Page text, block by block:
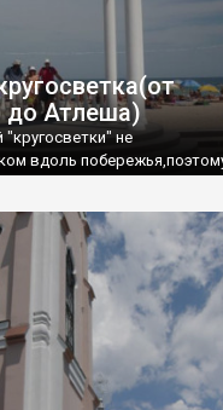
до Атлеша)
не
вдоль